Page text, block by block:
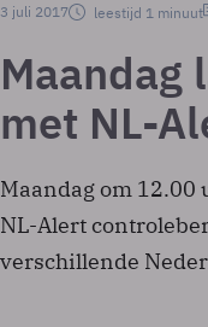
3 juli 2017
leestijd 1 minuut
Maandag
met NL-
Maandag om 12.00
NL-Alert
verschillende